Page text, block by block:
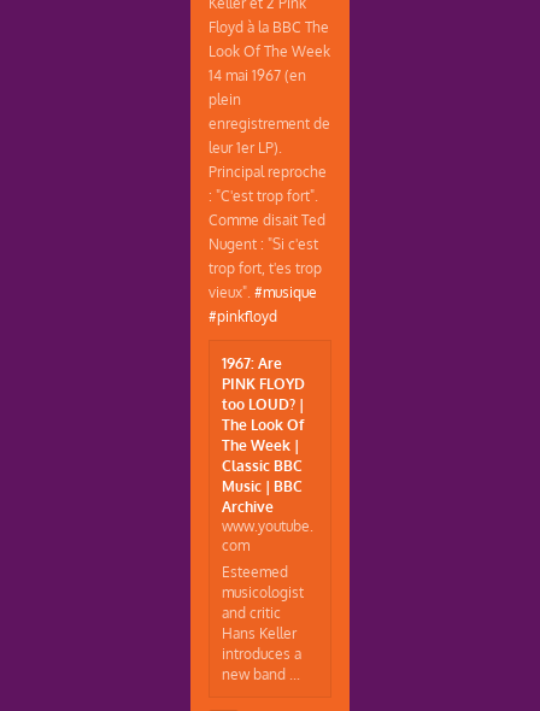
Floyd à la BBC The
Look Of The Week
14 mai 1967 (en
plein
enregistrement de
leur 1er LP).
Principal reproche
: "C'est trop fort".
Comme disait Ted
Nugent : "Si c'est
trop fort, t'es trop
vieux".#musique
#pinkfloyd
1967: Are
PINK FLOYD
too LOUD? |
The Look Of
The Week |
Classic BBC
Music | BBC
Archive
www.youtube.
com
Esteemed
musicologist
and critic
Hans Keller
introduces a
new band ...